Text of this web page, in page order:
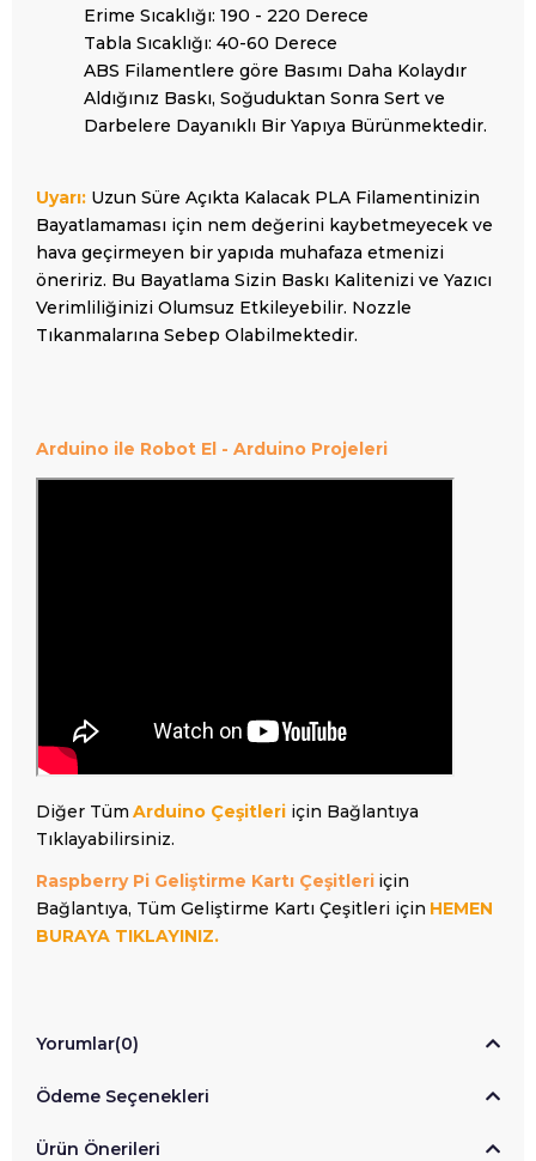
Erime Sıcaklığı: 190 - 220 Derece
Tabla Sıcaklığı: 40-60 Derece
ABS Filamentlere göre Basımı Daha Kolaydır
Aldığınız Baskı, Soğuduktan Sonra Sert ve
Darbelere Dayanıklı Bir Yapıya Bürünmektedir.
Uyarı: Uzun Süre Açıkta Kalacak PLA Filamentinizin
Bayatlamaması için nem değerini kaybetmeyecek ve
hava geçirmeyen bir yapıda muhafaza etmenizi
öneririz. Bu Bayatlama Sizin Baskı Kalitenizi ve Yazıcı
Verimliliğinizi Olumsuz Etkileyebilir. Nozzle
Tıkanmalarına Sebep Olabilmektedir.
Arduino ile Robot El - Arduino Projeleri
Diğer Tüm Arduino Çeşitleri için Bağlantıya
Tıklayabilirsiniz.
Raspberry Pi Geliştirme Kartı Çeşitleri için
Bağlantıya, Tüm Geliştirme Kartı Çeşitleri için HEMEN
BURAYA TIKLAYINIZ.
Yorumlar(0)
Ödeme Seçenekleri
Ürün Önerileri